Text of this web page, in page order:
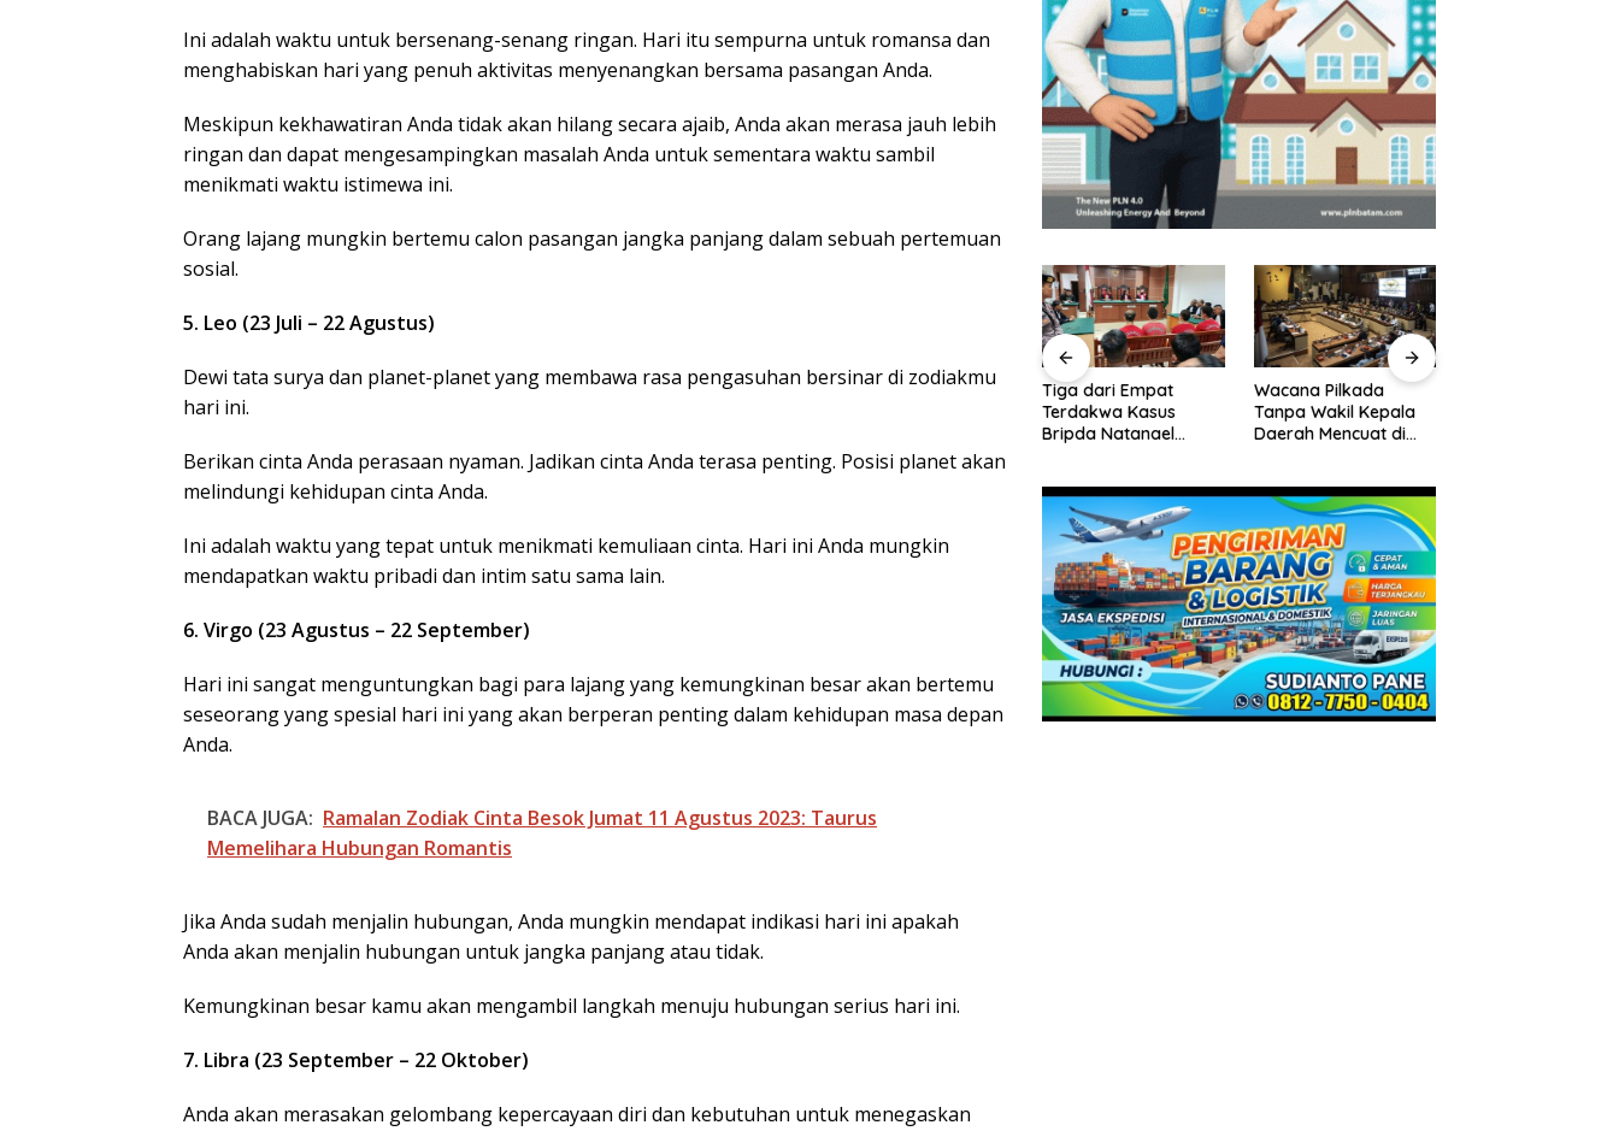
Ini adalah waktu untuk bersenang-senang ringan. Hari itu sempurna untuk romansa dan
menghabiskan hari yang penuh aktivitas menyenangkan bersama pasangan Anda.
Meskipun kekhawatiran Anda tidak akan hilang secara ajaib, Anda akan merasa jauh lebih
ringan dan dapat mengesampingkan masalah Anda untuk sementara waktu sambil
menikmati waktu istimewa ini.
Orang lajang mungkin bertemu calon pasangan jangka panjang dalam sebuah pertemuan
sosial.
5. Leo (23 Juli – 22 Agustus)
Dewi tata surya dan planet-planet yang membawa rasa pengasuhan bersinar di zodiakmu
hari ini.
Berikan cinta Anda perasaan nyaman. Jadikan cinta Anda terasa penting. Posisi planet akan
melindungi kehidupan cinta Anda.
Ini adalah waktu yang tepat untuk menikmati kemuliaan cinta. Hari ini Anda mungkin
mendapatkan waktu pribadi dan intim satu sama lain.
6. Virgo (23 Agustus – 22 September)
Hari ini sangat menguntungkan bagi para lajang yang kemungkinan besar akan bertemu
seseorang yang spesial hari ini yang akan berperan penting dalam kehidupan masa depan
Anda.
BACA JUGA: Ramalan Zodiak Cinta Besok Jumat 11 Agustus 2023: Taurus
Memelihara Hubungan Romantis
Jika Anda sudah menjalin hubungan, Anda mungkin mendapat indikasi hari ini apakah
Anda akan menjalin hubungan untuk jangka panjang atau tidak.
Kemungkinan besar kamu akan mengambil langkah menuju hubungan serius hari ini.
7. Libra (23 September – 22 Oktober)
Anda akan merasakan gelombang kepercayaan diri dan kebutuhan untuk menegaskan
BP Batam Dukung
Laut Sesuai Ketentuan
Peraturan Perundang-
undangan
Panglima TNI Kunjungi
Sebelum Bertolak ke
Amsakar-Li Claudia
Berkualitas Jadi
Prioritas Batam
Tiga dari Empat
Terdakwa Kasus
Bripda Natanael
Wacana Pilkada
Tanpa Wakil Kepala
Daerah Mencuat di